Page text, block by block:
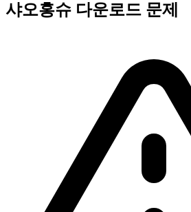
샤오홍슈 다운로드 문제